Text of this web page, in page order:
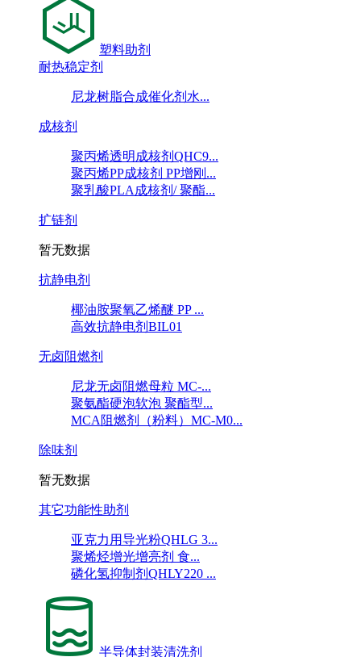
塑料助剂
耐热稳定剂
尼龙树脂合成催化剂水...
成核剂
聚丙烯透明成核剂QHC9...
聚丙烯PP成核剂 PP增刚...
聚乳酸PLA成核剂/ 聚酯...
扩链剂
暂无数据
抗静电剂
椰油胺聚氧乙烯醚 PP ...
高效抗静电剂BIL01
无卤阻燃剂
尼龙无卤阻燃母粒 MC-...
聚氨酯硬泡软泡 聚酯型...
MCA阻燃剂（粉料）MC-M0...
除味剂
暂无数据
其它功能性助剂
亚克力用导光粉QHLG 3...
聚烯烃增光增亮剂 食...
磷化氢抑制剂QHLY220 ...
半导体封装清洗剂